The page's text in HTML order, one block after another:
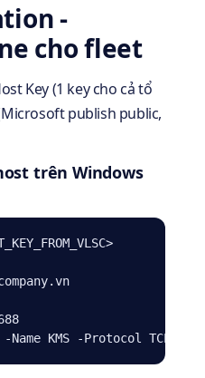
-
cho fleet
Key (1 key cho cả tổ
publish public,
trên Windows
-Name KMS -Protocol TCP -